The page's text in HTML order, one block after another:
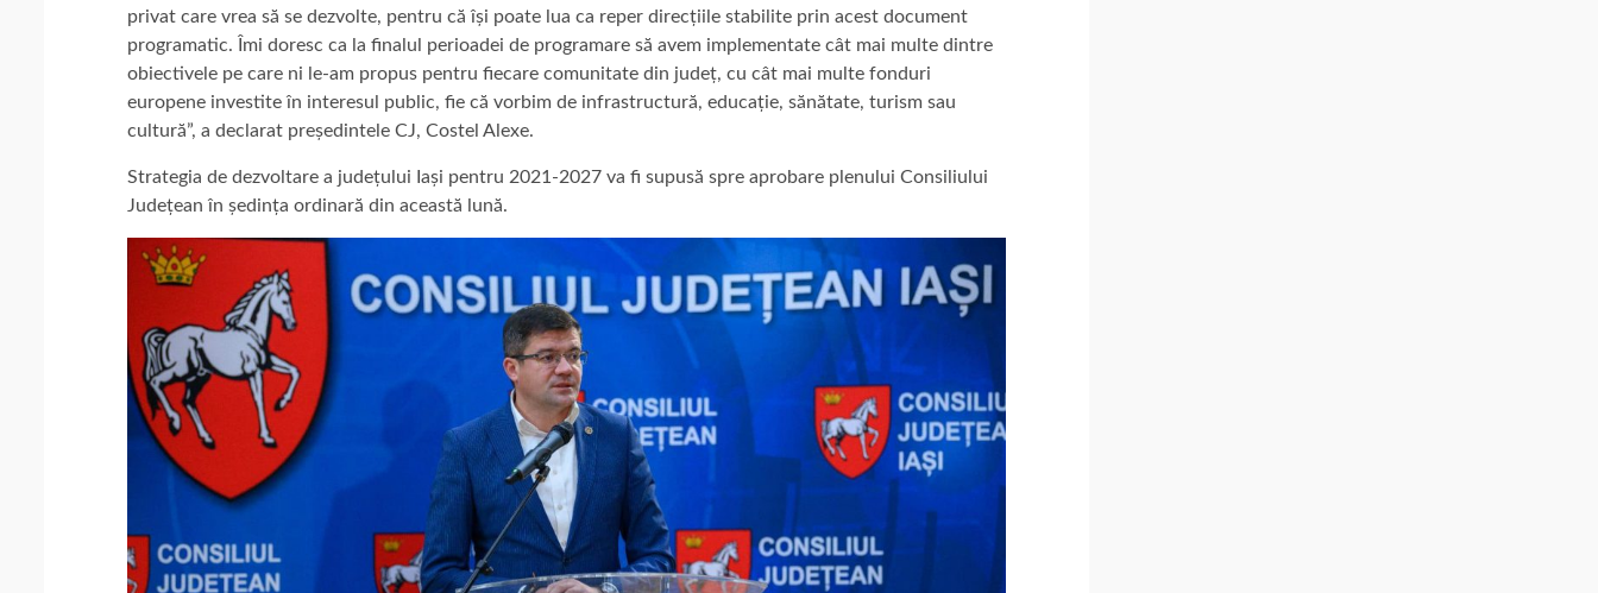
privat care vrea să se dezvolte, pentru că își poate lua ca reper direcțiile stabilite prin acest document
programatic. Îmi doresc ca la finalul perioadei de programare să avem implementate cât mai multe dintre
obiectivele pe care ni le-am propus pentru fiecare comunitate din județ, cu cât mai multe fonduri
europene investite în interesul public, fie că vorbim de infrastructură, educație, sănătate, turism sau
cultură”, a declarat președintele CJ, Costel Alexe.
Strategia de dezvoltare a județului Iași pentru 2021-2027 va fi supusă spre aprobare plenului Consiliului
Județean în ședința ordinară din această lună.